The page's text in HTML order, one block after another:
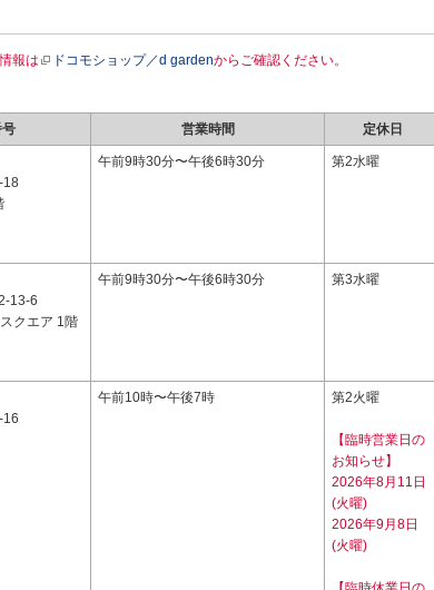
報は ドコモショップ／d gardenからご確認ください。
営業時間 定休日
18
午前9時30分〜午後6時30分 第2水曜
13-6
クエア 1階
午前9時30分〜午後6時30分 第3水曜
16
午前10時〜午後7時 第2火曜
【臨時営業日の
お知らせ】
2026年8月11日
(火曜)
2026年9月8日
(火曜)